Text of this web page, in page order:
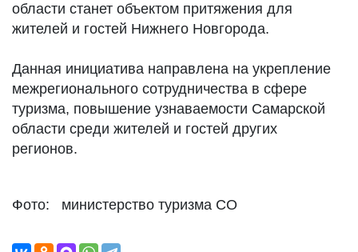
области станет объектом притяжения для
жителей и гостей Нижнего Новгорода.
Данная инициатива направлена на укрепление
межрегионального сотрудничества в сфере
туризма, повышение узнаваемости Самарской
области среди жителей и гостей других
регионов.
Фото: министерство туризма СО